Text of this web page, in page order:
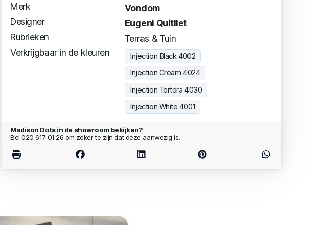
Merk
Vondom
Designer
Eugeni Quitllet
Rubrieken
Terras & Tuin
Verkrijgbaar in de kleuren
Injection Black 4002
Injection Cream 4024
Injection Tortora 4030
Injection White 4001
Madison Dots in de showroom bekijken?
Bel 020 617 01 26 om zeker te zijn dat deze aanwezig is.